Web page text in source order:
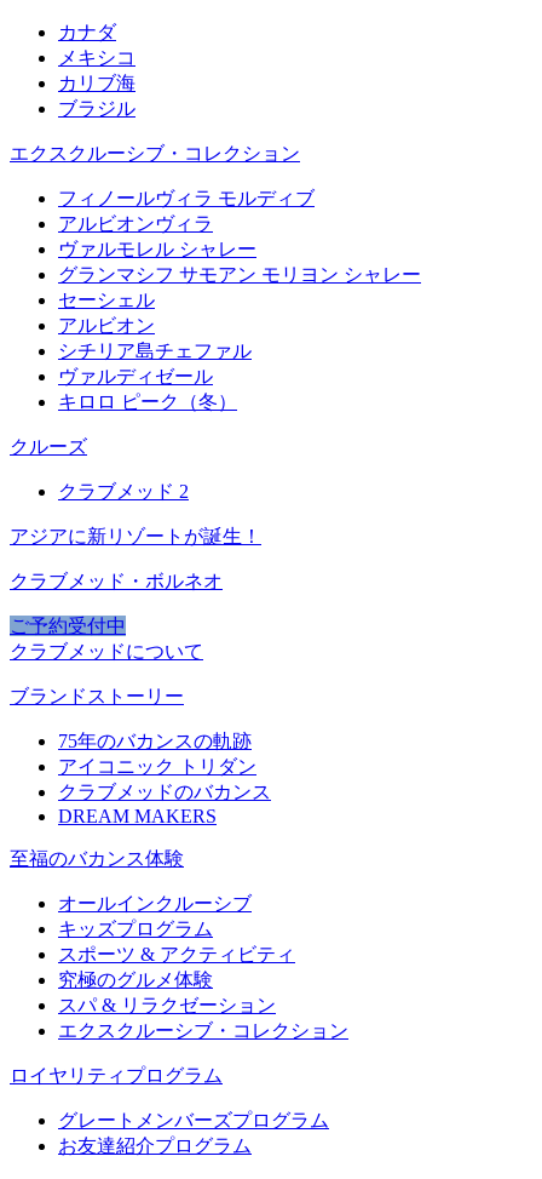
カナダ
メキシコ
カリブ海
ブラジル
エクスクルーシブ・コレクション
フィノールヴィラ モルディブ
アルビオンヴィラ
ヴァルモレル シャレー
グランマシフ サモアン モリヨン シャレー
セーシェル
アルビオン
シチリア島チェファル
ヴァルディゼール
キロロ ピーク（冬）
クルーズ
クラブメッド 2
アジアに新リゾートが誕生！
クラブメッド・ボルネオ
ご予約受付中
クラブメッドについて
ブランドストーリー
75年のバカンスの軌跡
アイコニック トリダン
クラブメッドのバカンス
DREAM MAKERS
至福のバカンス体験
オールインクルーシブ
キッズプログラム
スポーツ & アクティビティ​
究極のグルメ体験
スパ & リラクゼーション
エクスクルーシブ・コレクション
ロイヤリティプログラム
グレートメンバーズプログラム
お友達紹介プログラム